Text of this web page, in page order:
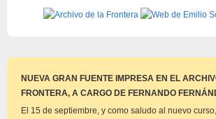
NUEVA GRAN FUENTE IMPRESA EN EL
FRONTERA, A CARGO DE FERNANDO
El 15 de septiembre, y como saludo al nuevo